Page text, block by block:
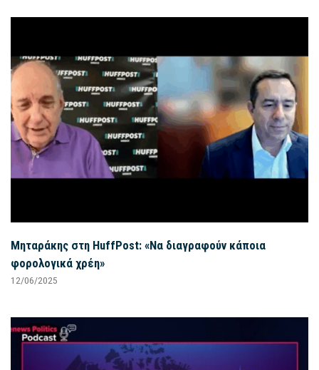
Μηταράκης στη HuffPost: «Να διαγραφούν κάποια
φορολογικά χρέη»
12/06/2025